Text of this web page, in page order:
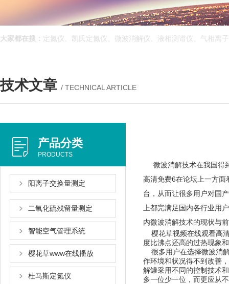
大家都在搜： 定氮仪、凯氏定氮仪、微波消解仪、液相测谱仪、气相
技术文章 / TECHNICAL ARTICLE
产品分类
PRODUCTS
阳离子交换量测定
二氧化硫残留量测定
智能空气管理系统
樱花草www在线播放
杜马斯定氮仪
微波消解技术在我国得到
高清免费6在论坛上一方面
台，从而让很多用户对国
上都完满足国内各行业用
内微波消解技术的现状与前
樱花草视频在线观看高
度比沸点还高的过热现象和
很多用户在选择微波消解仪
作环境和状况得不到改善
解罐采用不同的控制技术和
多一位少一位，而更应从